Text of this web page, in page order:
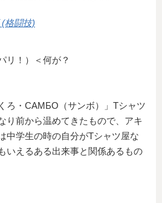
格闘技)
リ！）＜何が？
ろ・САМБО（サンボ）」Tシャツ
り前から温めてきたもので、アキ
中学生の時の自分がTシャツ屋な
いえるある出来事と関係あるもの